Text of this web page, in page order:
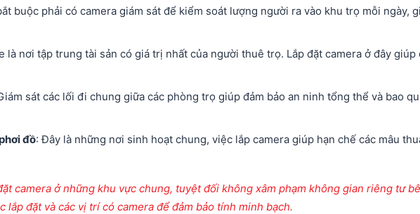
buộc phải có camera giám sát để kiểm soát lượng người ra vào khu trọ mỗi ngày,
là nơi tập trung tài sản có giá trị nhất của người thuê trọ. Lắp đặt camera ở đây
sát các lối đi chung giữa các phòng trọ giúp đảm bảo an ninh tổng thể và bao
đồ: Đây là những nơi sinh hoạt chung, việc lắp camera giúp hạn chế các mâu
camera ở những khu vực chung, tuyệt đối không xâm phạm không gian riêng tư
lắp đặt và các vị trí có camera để đảm bảo tính minh bạch.